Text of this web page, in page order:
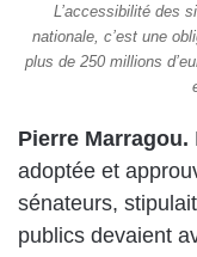
L’accessibilité des
nationale, c’est une
plus de 250 millions
Pierre Marragou.
adoptée et
sénateurs,
publics devaient